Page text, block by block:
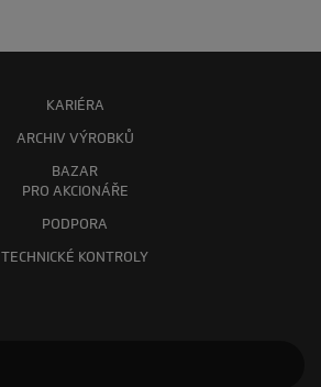
KARIÉRA
ARCHIV VÝROBKŮ
BAZAR
PRO AKCIONÁŘE
PODPORA
TECHNICKÉ KONTROLY